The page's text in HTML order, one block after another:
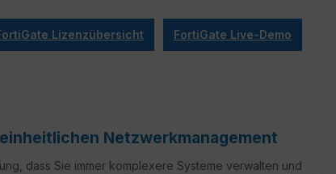
Lizenzübersicht FortiGate Live-Demo
Netzwerkmanagement
dass Sie immer komplexere Systeme verwalten und